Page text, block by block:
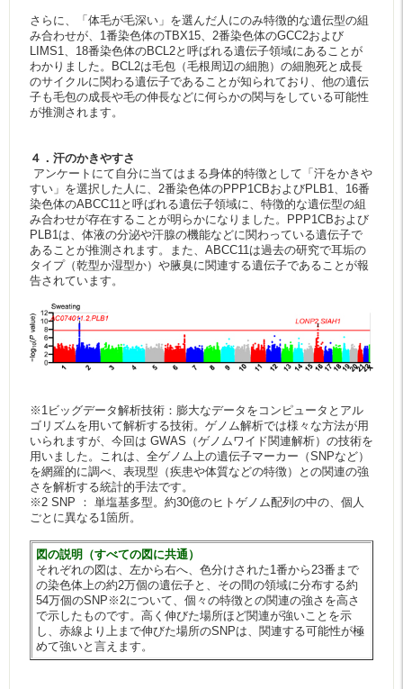
さらに、「体毛が毛深い」を選んだ人にのみ特徴的な遺伝型の組
み合わせが、1番染色体のTBX15、2番染色体のGCC2および
LIMS1、18番染色体のBCL2と呼ばれる遺伝子領域にあることが
わかりました。BCL2は毛包（毛根周辺の細胞）の細胞死と成長
のサイクルに関わる遺伝子であることが知られており、他の遺伝
子も毛包の成長や毛の伸長などに何らかの関与をしている可能性
が推測されます。
４．汗のかきやすさ
アンケートにて自分に当てはまる身体的特徴として「汗をかきや
すい」を選択した人に、2番染色体のPPP1CBおよびPLB1、16番
染色体のABCC11と呼ばれる遺伝子領域に、特徴的な遺伝型の組
み合わせが存在することが明らかになりました。PPP1CBおよび
PLB1は、体液の分泌や汗腺の機能などに関わっている遺伝子で
あることが推測されます。また、ABCC11は過去の研究で耳垢の
タイプ（乾型か湿型か）や腋臭に関連する遺伝子であることが報
告されています。
※1ビッグデータ解析技術：膨大なデータをコンピュータとアル
ゴリズムを用いて解析する技術。ゲノム解析では様々な方法が用
いられますが、今回は GWAS（ゲノムワイド関連解析）の技術を
用いました。これは、全ゲノム上の遺伝子マーカー（SNPなど）
を網羅的に調べ、表現型（疾患や体質などの特徴）との関連の強
さを解析する統計的手法です。
※2 SNP ： 単塩基多型。約30億のヒトゲノム配列の中の、個人
ごとに異なる1箇所。
図の説明（すべての図に共通）
それぞれの図は、左から右へ、色分けされた1番から23番まで
の染色体上の約2万個の遺伝子と、その間の領域に分布する約
54万個のSNP※2について、個々の特徴との関連の強さを高さ
で示したものです。高く伸びた場所ほど関連が強いことを示
し、赤線より上まで伸びた場所のSNPは、関連する可能性が極
めて強いと言えます。